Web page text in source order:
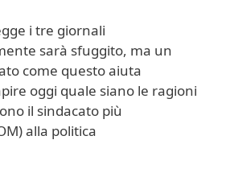
i tre giornali
sarà sfuggito, ma un
come questo aiuta
oggi quale siano le ragioni
il sindacato più
alla politica